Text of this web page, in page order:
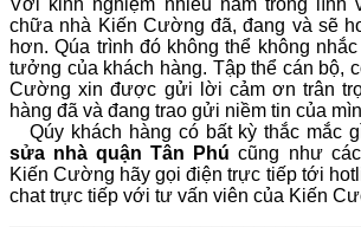
chữa nhà Kiến Cường đã, đang và sẽ
hơn. Qúa trình đó không thể không
tưởng của khách hàng. Tập thể cán bộ,
Cường xin được gửi lời cảm ơn trân
hàng đã và đang trao gửi niềm tin của
Qúy khách hàng có bất kỳ thắc mắc
sửa nhà quận Tân Phúcũng như
Kiến Cường hãy gọi điện trực tiếp tới
chat trực tiếp với tư vấn viên của Kiến